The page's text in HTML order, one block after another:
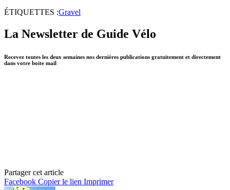
ÉTIQUETTES :Gravel
La Newsletter de Guide Vélo
Recevez toutes les deux semaines nos dernières publications gratuitement et directement
dans votre boite mail
Partager cet article
Facebook Copier le lien Imprimer